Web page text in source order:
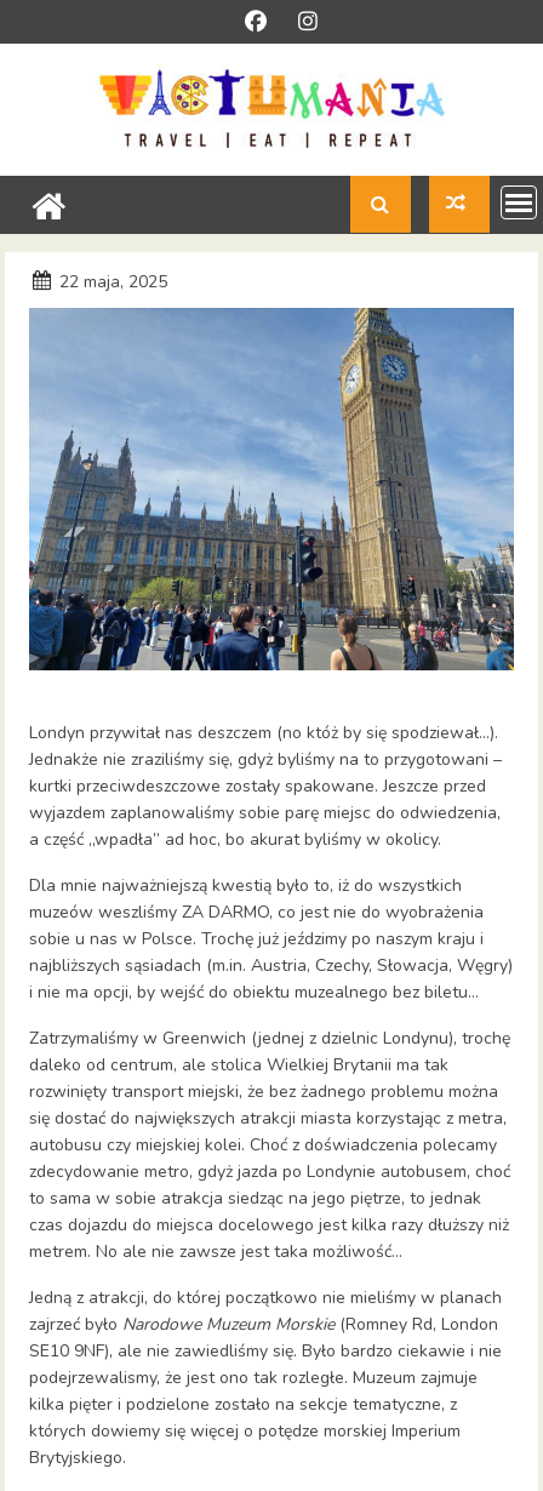
to
22 maja, 2025
Londyn przywitał nas deszczem (no któż by się spodziewał…).
Jednakże nie zraziliśmy się, gdyż byliśmy na to przygotowani –
kurtki przeciwdeszczowe zostały spakowane. Jeszcze przed
wyjazdem zaplanowaliśmy sobie parę miejsc do odwiedzenia,
a część „wpadła” ad hoc, bo akurat byliśmy w okolicy.
Dla mnie najważniejszą kwestią było to, iż do wszystkich
muzeów weszliśmy ZA DARMO, co jest nie do wyobrażenia
sobie u nas w Polsce. Trochę już jeździmy po naszym kraju i
najbliższych sąsiadach (m.in. Austria, Czechy, Słowacja, Węgry)
i nie ma opcji, by wejść do obiektu muzealnego bez biletu…
Zatrzymaliśmy w Greenwich (jednej z dzielnic Londynu), trochę
daleko od centrum, ale stolica Wielkiej Brytanii ma tak
rozwinięty transport miejski, że bez żadnego problemu można
się dostać do największych atrakcji miasta korzystając z metra,
autobusu czy miejskiej kolei. Choć z doświadczenia polecamy
zdecydowanie metro, gdyż jazda po Londynie autobusem, choć
to sama w sobie atrakcja siedząc na jego piętrze, to jednak
czas dojazdu do miejsca docelowego jest kilka razy dłuższy niż
metrem. No ale nie zawsze jest taka możliwość…
Jedną z atrakcji, do której początkowo nie mieliśmy w planach
zajrzeć było Narodowe Muzeum Morskie(Romney Rd, London
SE10 9NF), ale nie zawiedliśmy się. Było bardzo ciekawie i nie
podejrzewalismy, że jest ono tak rozległe. Muzeum zajmuje
kilka pięter i podzielone zostało na sekcje tematyczne, z
których dowiemy się więcej o potędze morskiej Imperium
Brytyjskiego.